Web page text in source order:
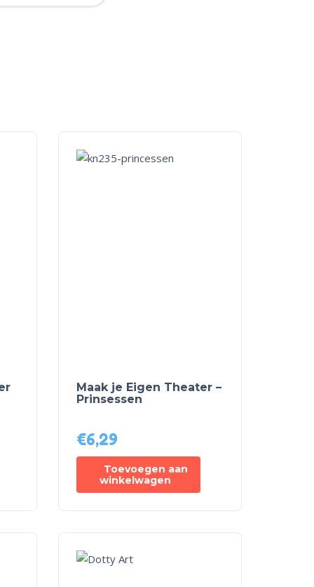
Maak je Eigen Theater –
Prinsessen
€6,29
Toevoegen aan
winkelwagen